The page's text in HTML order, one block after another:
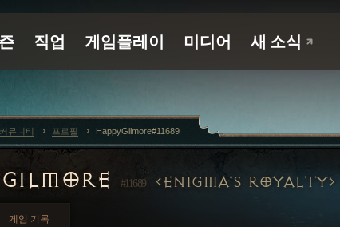
#11689 ENIGMA'S ROYALTY
게임 기록
커뮤니티 프로필 HappyGilmore#11689